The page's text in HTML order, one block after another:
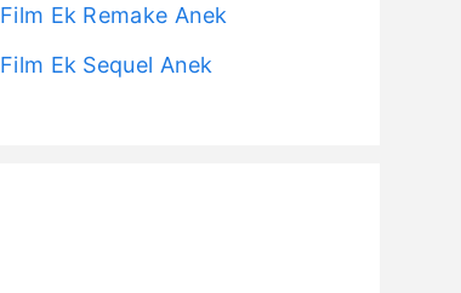
Film Ek Remake Anek
Film Ek Sequel Anek